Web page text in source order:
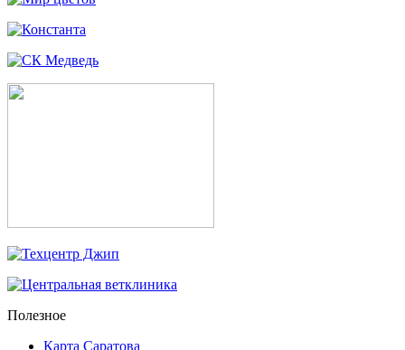
Полезное
Карта Саратова